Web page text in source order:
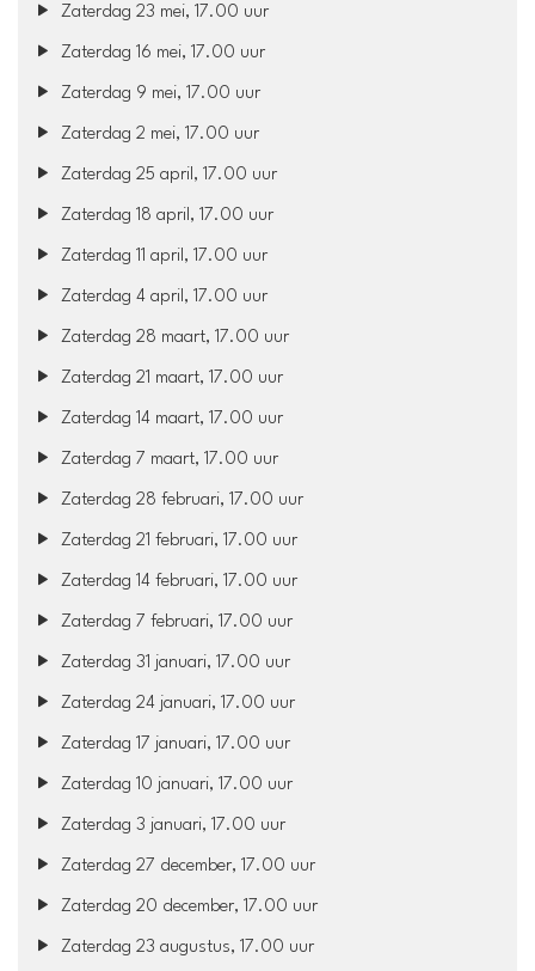
Zaterdag 23 mei, 17.00 uur
Zaterdag 16 mei, 17.00 uur
Zaterdag 9 mei, 17.00 uur
Zaterdag 2 mei, 17.00 uur
Zaterdag 25 april, 17.00 uur
Zaterdag 18 april, 17.00 uur
Zaterdag 11 april, 17.00 uur
Zaterdag 4 april, 17.00 uur
Zaterdag 28 maart, 17.00 uur
Zaterdag 21 maart, 17.00 uur
Zaterdag 14 maart, 17.00 uur
Zaterdag 7 maart, 17.00 uur
Zaterdag 28 februari, 17.00 uur
Zaterdag 21 februari, 17.00 uur
Zaterdag 14 februari, 17.00 uur
Zaterdag 7 februari, 17.00 uur
Zaterdag 31 januari, 17.00 uur
Zaterdag 24 januari, 17.00 uur
Zaterdag 17 januari, 17.00 uur
Zaterdag 10 januari, 17.00 uur
Zaterdag 3 januari, 17.00 uur
Zaterdag 27 december, 17.00 uur
Zaterdag 20 december, 17.00 uur
Zaterdag 23 augustus, 17.00 uur